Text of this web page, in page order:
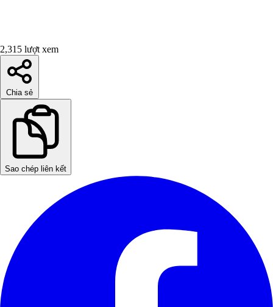
2,315 lượt xem
Chia sẻ
Sao chép liên kết